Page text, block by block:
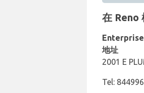
在 Reno
地址
2001 E
Tel: